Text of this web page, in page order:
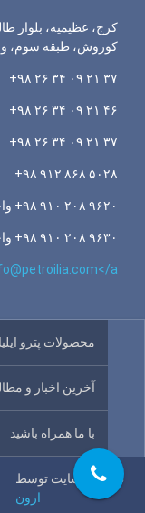
کرج، عظیمیه، بلوار
کوروش، طبقه سوم،
۳۷ ۲۱ ۰۹ ۳۴ ۲۶ ۹۸+
۴۶ ۲۱ ۰۹ ۳۴ ۲۶ ۹۸+
۳۷ ۲۱ ۰۹ ۳۴ ۲۶ ۹۸+
۵۰۲۸ ۸۶۸ ۹۱۲ ۹۸+
۹۶۲۰ ۲۰۸ ۹۱۰ ۹۸+ واحد فروش
۹۶۳۰ ۲۰۸ ۹۱۰ ۹۸+ واحد فروش
a
محصولات پترو
آخرین اخبار و
با ما همراه باشید
طراحی سایت توسط
ارون